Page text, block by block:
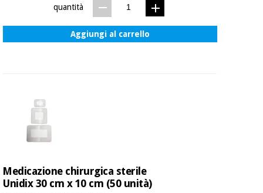
quantità
Aggiungi al carrello
Medicazione chirurgica sterile
Unidix 30 cm x 10 cm (50 unità)